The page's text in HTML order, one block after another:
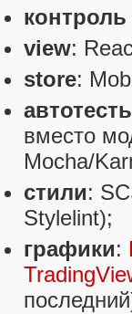
контроль
view:
store:
вместо
Mocha/
стили:
Stylelint);
графики: